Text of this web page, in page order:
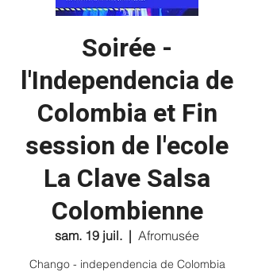
Soirée -
l'Independencia de
Colombia et Fin
session de l'ecole
La Clave Salsa
Colombienne
sam. 19 juil.
  |
Afromusée
Chango - independencia de Colombia